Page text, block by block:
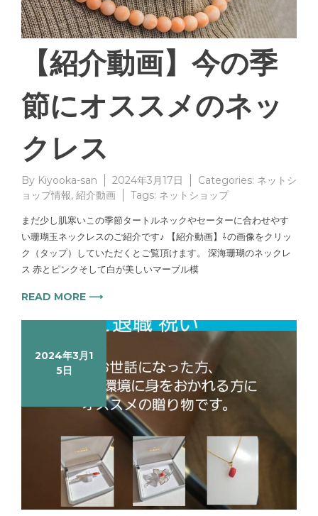
【紹介動画】今の季
節にオススメのネッ
クレス
By Kiyooka-san 2024年3月17日 Categories: ネットシ
ョップ情報, 紹介動画 Tags: ネットショップ
まだ少し肌寒いこの季節タートルネックやセーターに合わせやす
い珊瑚玉ネックレスのご紹介です♪ 【紹介動画】⇩の画像をクリッ
ク（タップ）していただくとご覧頂けます。 深海珊瑚のネックレ
ス 赤とピンクそして白が美しいマーブル模
READ MORE ⟶
2024年3月1
5日